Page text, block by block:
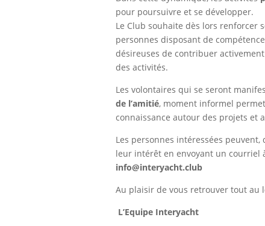
pour poursuivre et se développer.
Le Club souhaite dès lors renforcer
personnes disposant de
désireuses de contribuer
des activités.
Les volontaires qui se seront
de l’amitié, moment informel
connaissance autour des projets et
Les personnes intéressées
leur intérêt en envoyant un courriel
info@interyacht.club
Au plaisir de vous retrouver tout au
L’Equipe Interyacht